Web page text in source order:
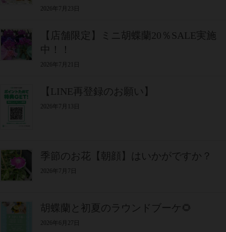
2026年7月23日
【店舗限定】ミニ胡蝶蘭20％SALE実施
中！！
2026年7月21日
【LINE再登録のお願い】
2026年7月13日
季節のお花【朝顔】はいかがですか？
2026年7月7日
胡蝶蘭と初夏のラウンドブーケ🌻
2026年6月27日